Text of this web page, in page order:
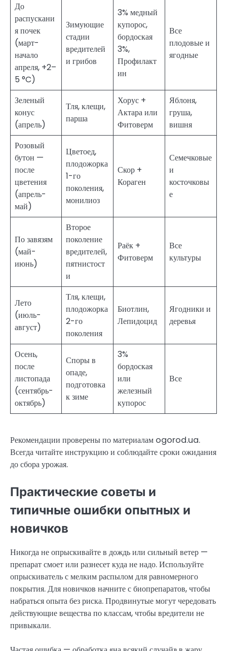
До
распускани
я почек
(март-
начало
апреля, +2–
5 °C)
Зимующие
стадии
вредителей
и грибов
3% медный
купорос,
бордоская
3%,
Профилакт
ин
Все
плодовые и
ягодные
Зеленый
конус
(апрель)
Тля, клещи,
парша
Хорус +
Актара или
Фитоверм
Яблоня,
груша,
вишня
Розовый
бутон —
после
цветения
(апрель-
май)
Цветоед,
плодожорка
1-го
поколения,
монилиоз
Скор +
Кораген
Семечковые
и
косточковы
е
По завязям
(май-
июнь)
Второе
поколение
вредителей,
пятнистост
и
Раёк +
Фитоверм
Все
культуры
Лето
(июль-
август)
Тля, клещи,
плодожорка
2-го
поколения
Биотлин,
Лепидоцид
Ягодники и
деревья
Осень,
после
листопада
(сентябрь-
октябрь)
Споры в
опаде,
подготовка
к зиме
3%
бордоская
или
железный
купорос
Все
Рекомендации проверены по материалам ogorod.ua.
Всегда читайте инструкцию и соблюдайте сроки ожидания
до сбора урожая.
Практические советы и
типичные ошибки опытных и
новичков
Никогда не опрыскивайте в дождь или сильный ветер —
препарат смоет или разнесет куда не надо. Используйте
опрыскиватель с мелким распылом для равномерного
покрытия. Для новичков начните с биопрепаратов, чтобы
набраться опыта без риска. Продвинутые могут чередовать
действующие вещества по классам, чтобы вредители не
привыкали.